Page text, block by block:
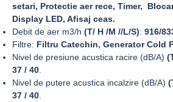
setari, Protectie aer rece, Timer,
Display LED, Afisaj ceas.
Debit de aer m3/h (T/ H /M //L/S): 916/
Filtre: Filtru Catechin, Generator Cold
Nivel de presiune acustica racire (dB/A)
37 / 40
Nivel de putere acustica incalzire (dB/A)
37 / 40